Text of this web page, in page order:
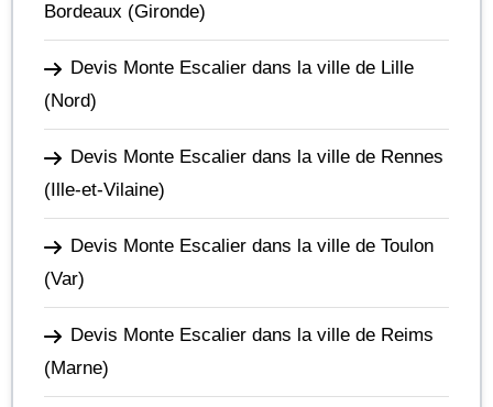
Bordeaux (Gironde)
Devis Monte Escalier dans la ville de Lille
(Nord)
Devis Monte Escalier dans la ville de Rennes
(Ille-et-Vilaine)
Devis Monte Escalier dans la ville de Toulon
(Var)
Devis Monte Escalier dans la ville de Reims
(Marne)